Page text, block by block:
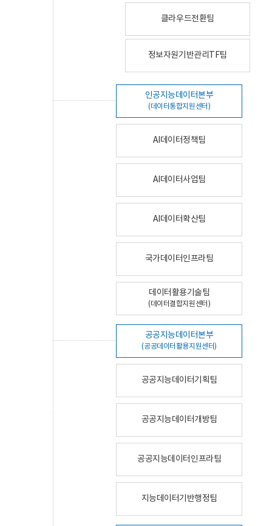
클라우드전환팀
정보자원기반관리TF팀
인공지능데이터본부
(데이터통합지원센터)
AI데이터정책팀
AI데이터사업팀
AI데이터확산팀
국가데이터인프라팀
데이터활용기술팀
(데이터결합지원센터)
공공지능데이터본부
(공공데이터활용지원센터)
공공지능데이터기획팀
공공지능데이터개방팀
공공지능데이터인프라팀
지능데이터기반행정팀